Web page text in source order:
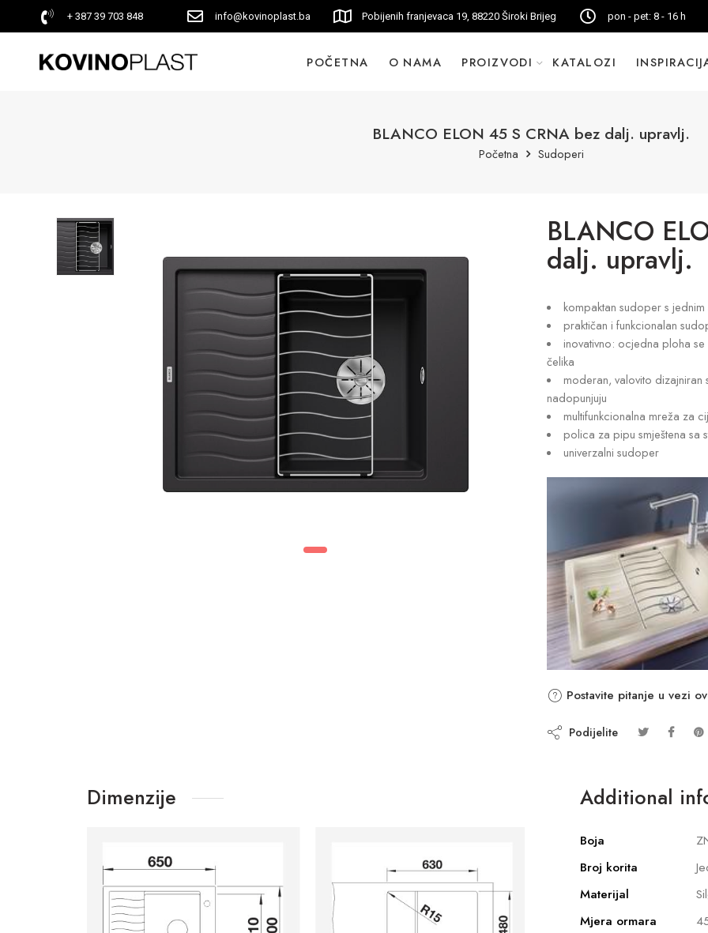
+ 387 39 703 848 info@kovinoplast.ba Pobijenih franjevaca 19, 88220 Široki Brijeg pon - pet: 8 - 16 h
POČETNA O NAMA PROIZVODI KATALOZI
BLANCO ELON 45 S CRNA bez dalj. upravlj.
Početna Sudoperi
BLANCO
dalj. upravlj.
kompaktan sudoper s
praktičan i funkcionalan
inovativno: ocjedna ploha
čelika
moderan, valovito
nadopunjuju
multifunkcionalna mreža za
polica za pipu smještena
univerzalni sudoper
Postavite pitanje u vezi
Podijelite
Dimenzije Additional
Boja
Broj korita
Materijal
Mjera ormara